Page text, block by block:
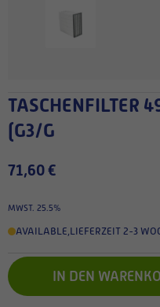
TASCHENFILTER 495x995-635/5 Coarse
(G3/G
71,60 €
MWST. 25.5%
AVAILABLE,LIEFERZEIT 2-3
IN DEN